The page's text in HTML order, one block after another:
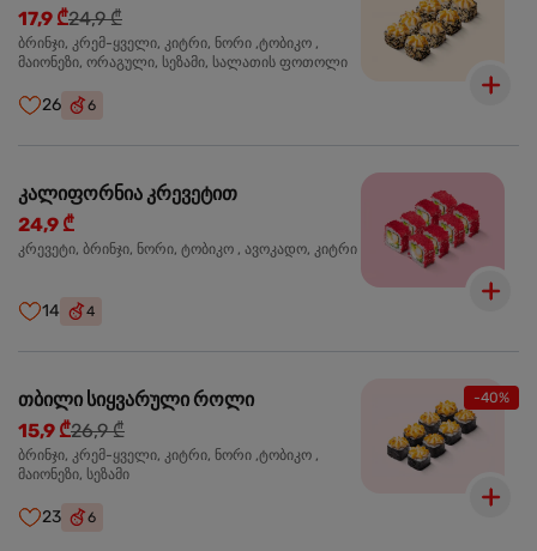
17,9 ₾24,9 ₾
ბრინჯი, კრემ-ყველი, კიტრი, ნორი ,ტობიკო ,
მაიონეზი, ორაგული, სეზამი, სალათის ფოთოლი
26 6
კალიფორნია კრევეტით
24,9 ₾
კრევეტი, ბრინჯი, ნორი, ტობიკო , ავოკადო, კიტრი
14 4
-40%
თბილი სიყვარული როლი
15,9 ₾26,9 ₾
ბრინჯი, კრემ-ყველი, კიტრი, ნორი ,ტობიკო ,
მაიონეზი, სეზამი
23 6